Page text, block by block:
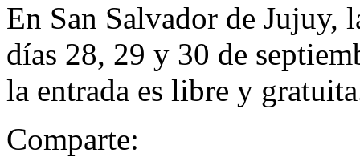
En San Salvador de Jujuy,
dí­as 28, 29 y 30 de
la entrada es libre y
Comparte: